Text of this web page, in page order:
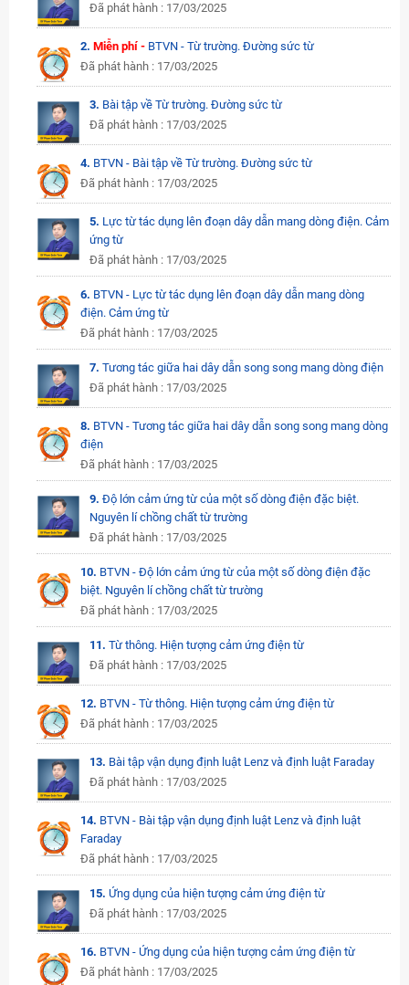
Đã phát hành : 17/03/2025
2.Miễn phí - BTVN - Từ trường. Đường sức từ
Đã phát hành : 17/03/2025
3. Bài tập về Từ trường. Đường sức từ
Đã phát hành : 17/03/2025
4. BTVN - Bài tập về Từ trường. Đường sức từ
Đã phát hành : 17/03/2025
5. Lực từ tác dụng lên đoạn dây dẫn mang dòng điện. Cảm
ứng từ
Đã phát hành : 17/03/2025
6. BTVN - Lực từ tác dụng lên đoạn dây dẫn mang dòng
điện. Cảm ứng từ
Đã phát hành : 17/03/2025
7. Tương tác giữa hai dây dẫn song song mang dòng điện
Đã phát hành : 17/03/2025
8. BTVN - Tương tác giữa hai dây dẫn song song mang dòng
điện
Đã phát hành : 17/03/2025
9. Độ lớn cảm ứng từ của một số dòng điện đặc biệt.
Nguyên lí chồng chất từ trường
Đã phát hành : 17/03/2025
10. BTVN - Độ lớn cảm ứng từ của một số dòng điện đặc
biệt. Nguyên lí chồng chất từ trường
Đã phát hành : 17/03/2025
11. Từ thông. Hiện tượng cảm ứng điện từ
Đã phát hành : 17/03/2025
12. BTVN - Từ thông. Hiện tượng cảm ứng điện từ
Đã phát hành : 17/03/2025
13. Bài tập vận dụng định luật Lenz và định luật Faraday
Đã phát hành : 17/03/2025
14. BTVN - Bài tập vận dụng định luật Lenz và định luật
Faraday
Đã phát hành : 17/03/2025
15. Ứng dụng của hiện tượng cảm ứng điện từ
Đã phát hành : 17/03/2025
16. BTVN - Ứng dụng của hiện tượng cảm ứng điện từ
Đã phát hành : 17/03/2025